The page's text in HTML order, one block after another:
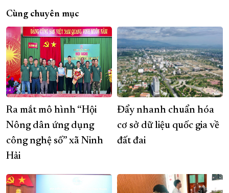
Cùng chuyên mục
Ra mắt mô hình “Hội
Nông dân ứng dụng
công nghệ số” xã Ninh
Hải
Đẩy nhanh chuẩn hóa
cơ sở dữ liệu quốc gia về
đất đai